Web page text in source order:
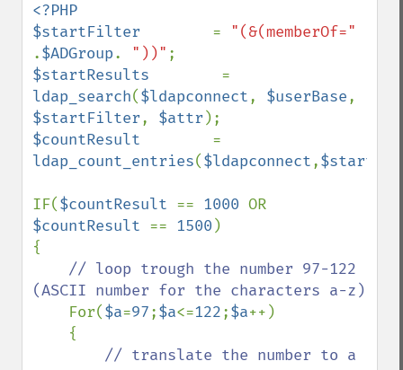
<?PHP
$startFilter =
.$ADGroup. "))"
$startResults
ldap_search($ldapconnect, $userBase
$startFilter, $attr
$countResult
ldap_count_entries($ldapconnect,
IF($countResult == 1000
$countResult == 1500 )
{
// loop trough the number 97-122
(ASCII number for the characters a-z)
For($a=97;$a<=122;$a++)
// translate the number to a